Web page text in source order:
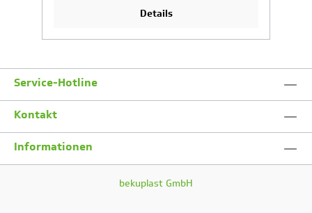
Details
Service-Hotline
Kontakt
Informationen
bekuplast GmbH